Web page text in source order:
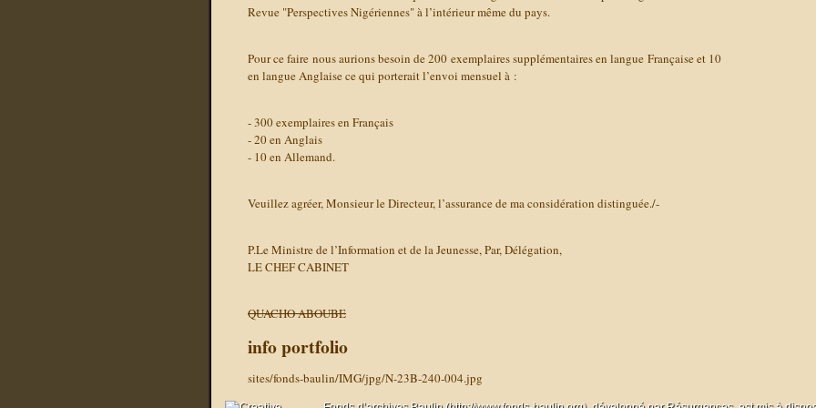
Revue "Perspectives Nigériennes" à l’intérieur même du pays.
Pour ce faire nous aurions besoin de 200 exemplaires supplémentaires en langue Française et 10
en langue Anglaise ce qui porterait l’envoi mensuel à :
- 300 exemplaires en Français
- 20 en Anglais
- 10 en Allemand.
Veuillez agréer, Monsieur le Directeur, l’assurance de ma considération distinguée./-
P.Le Ministre de l’Information et de la Jeunesse, Par, Délégation,
LE CHEF CABINET
QUACHO ABOUBE
info portfolio
sites/fonds-baulin/IMG/jpg/N-23B-240-004.jpg